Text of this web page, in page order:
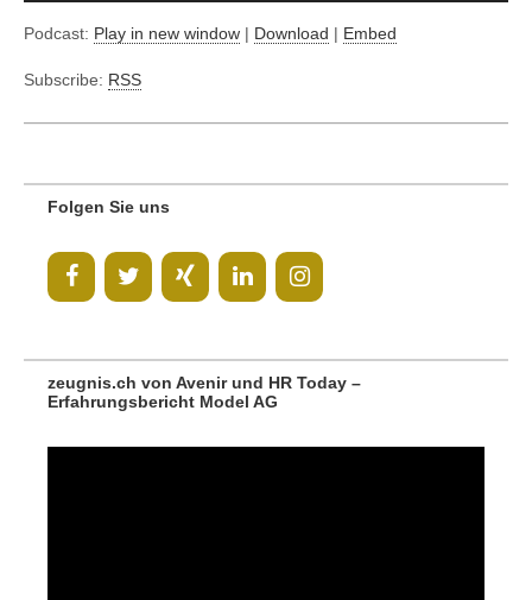
Podcast: Play in new window | Download | Embed
Subscribe: RSS
Folgen Sie uns
zeugnis.ch von Avenir und HR Today –
Erfahrungsbericht Model AG